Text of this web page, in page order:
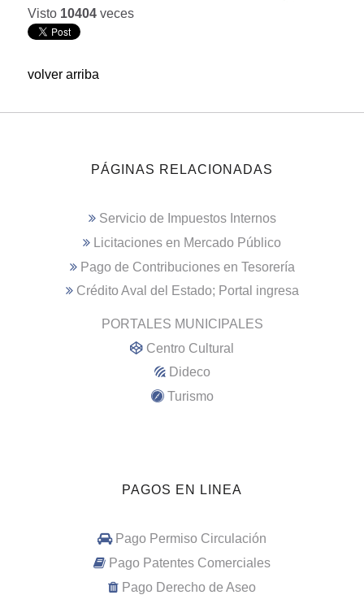
Visto 10404 veces
volver arriba
PÁGINAS RELACIONADAS
Servicio de Impuestos Internos
Licitaciones en Mercado Público
Pago de Contribuciones en Tesorería
Crédito Aval del Estado; Portal ingresa
PORTALES MUNICIPALES
Centro Cultural
Dideco
Turismo
PAGOS EN LINEA
Pago Permiso Circulación
Pago Patentes Comerciales
Pago Derecho de Aseo